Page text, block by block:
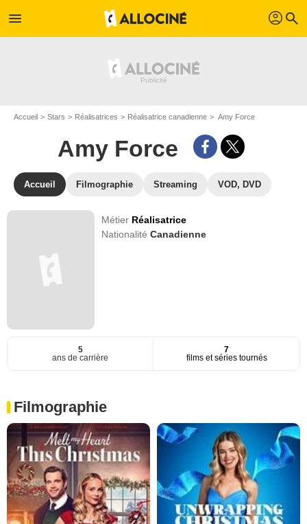
menu profil search
Accueil Stars Réalisatrices Réalisatrice canadienne Amy Force
Amy Force
Accueil Filmographie Streaming VOD, DVD
Métier Réalisatrice
NationalitéCanadienne
5
ans de carrière
7
films et séries tournés
Filmographie